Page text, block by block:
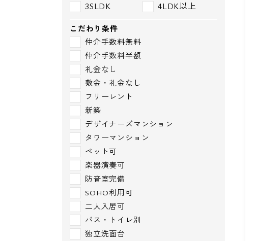
3SLDK
4LDK以上
こだわり条件
仲介手数料無料
仲介手数料半額
礼金なし
敷金・礼金なし
フリーレント
新築
デザイナーズマンション
タワーマンション
ペット可
楽器演奏可
防音室完備
SOHO利用可
二人入居可
バス・トイレ別
独立洗面台